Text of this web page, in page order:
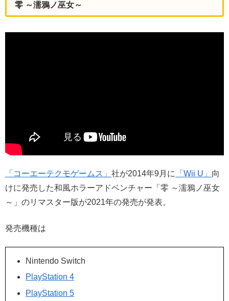
零 ～濡鴉ノ巫女～
「コーエーテクモゲームス」 社が2014年9月に 「Wii U」 向
けに発売した和風ホラーアドベンチャー「零 ～濡鴉ノ巫女
～」のリマスター版が2021年の発売が発表。
発売機種は
Nintendo Switch
PlayStation 4
PlayStation 5